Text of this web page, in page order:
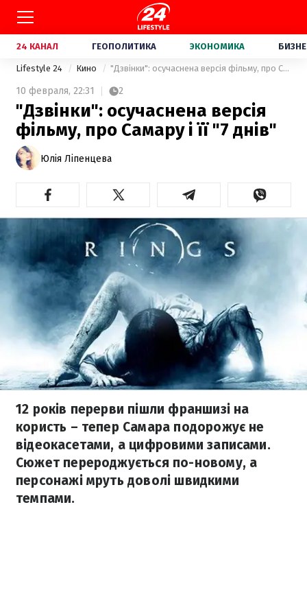
24 КАНАЛ ГЕОПОЛИТИКА ЭКОНОМИКА
Lifestyle 24 Кино "Дзвінки": осучаснена версія фільму, про Самару і її "7 днів"
10 февраля, 22:31 2
"Дзвінки": осучаснена версія
фільму, про Самару і її "7 днів"
Юлія Ліпенцева
12 років перерви пішли франшизі на
користь – тепер Самара подорожує не
відеокасетами, а цифровими записами.
Сюжет перероджується по-новому, а
персонажі мруть доволі швидкими
темпами.